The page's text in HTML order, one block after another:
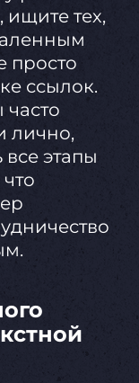
ищите тех,
просто
ссылок.
лично,
этапы